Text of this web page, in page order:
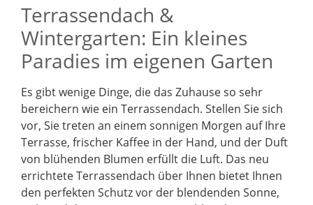
Terrassendach &
Wintergarten: Ein kleines
Paradies im eigenen Garten
Es gibt wenige Dinge, die das Zuhause so sehr
bereichern wie ein Terrassendach. Stellen Sie sich
vor, Sie treten an einem sonnigen Morgen auf Ihre
Terrasse, frischer Kaffee in der Hand, und der Duft
von blühenden Blumen erfüllt die Luft. Das neu
errichtete Terrassendach über Ihnen bietet Ihnen
den perfekten Schutz vor der blendenden Sonne,